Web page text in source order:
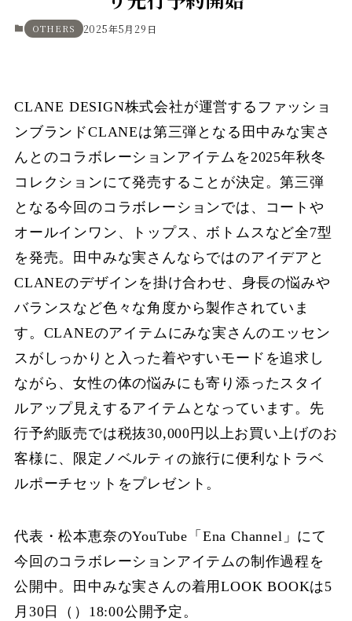
OTHERS 2025年5月29日
CLANE DESIGN株式会社が運営するファッショ
ンブランドCLANEは第三弾となる⽥中みな実さ
んとのコラボレーションアイテムを2025年秋冬
コレクションにて発売することが決定。第三弾
となる今回のコラボレーションでは、コートや
オールインワン、トップス、ボトムスなど全7型
を発売。⽥中みな実さんならではのアイデアと
CLANEのデザインを掛け合わせ、⾝⻑の悩みや
バランスなど⾊々な⾓度から製作されていま
す。CLANEのアイテムにみな実さんのエッセン
スがしっかりと⼊った着やすいモードを追求し
ながら、⼥性の体の悩みにも寄り添ったスタイ
ルアップ⾒えするアイテムとなっています。先
⾏予約販売では税抜30,000円以上お買い上げのお
客様に、限定ノベルティの旅⾏に便利なトラベ
ルポーチセットをプレゼント。
代表・松本恵奈のYouTube「Ena Channel」にて
今回のコラボレーションアイテムの制作過程を
公開中。⽥中みな実さんの着⽤LOOK BOOKは5
⽉30⽇（）18:00公開予定。